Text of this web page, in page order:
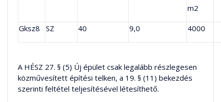
m2
Gksz8 SZ 40 9,0 4000
A HÉSZ 27. § (5) Új épület csak legalább részlegesen
közművesített építési telken, a 19. § (11) bekezdés
szerinti feltétel teljesítésével létesíthető.